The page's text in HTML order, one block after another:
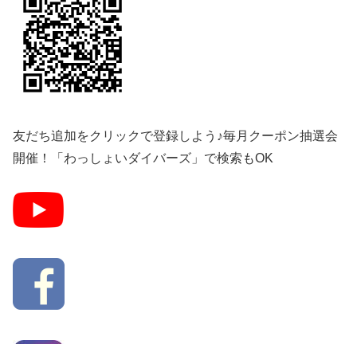
友だち追加をクリックで登録しよう♪毎月クーポン抽選会
開催！「わっしょいダイバーズ」で検索もOK